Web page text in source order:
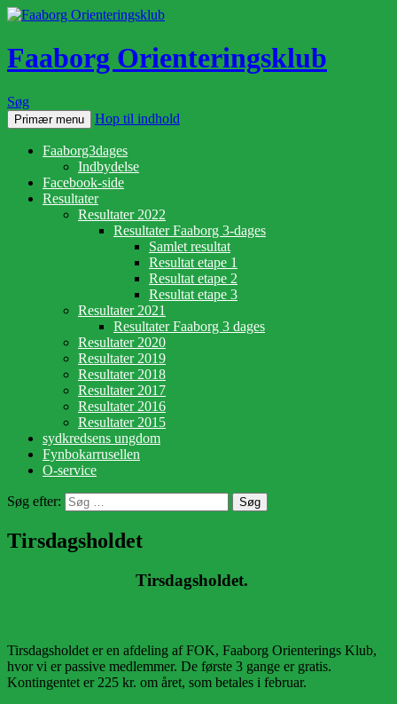
Faaborg Orienteringsklub
Søg
Primær menu Hop til indhold
Faaborg3dages
Indbydelse
Facebook-side
Resultater
Resultater 2022
Resultater Faaborg 3-dages
Samlet resultat
Resultat etape 1
Resultat etape 2
Resultat etape 3
Resultater 2021
Resultater Faaborg 3 dages
Resultater 2020
Resultater 2019
Resultater 2018
Resultater 2017
Resultater 2016
Resultater 2015
sydkredsens ungdom
Fynbokarrusellen
O-service
Søg efter:
Tirsdagsholdet
Tirsdagsholdet.
Tirsdagsholdet er en afdeling af FOK, Faaborg Orienterings Klub,
hvor vi er passive medlemmer. De første 3 gange er gratis.
Kontingentet er 225 kr. om året, som betales i februar.